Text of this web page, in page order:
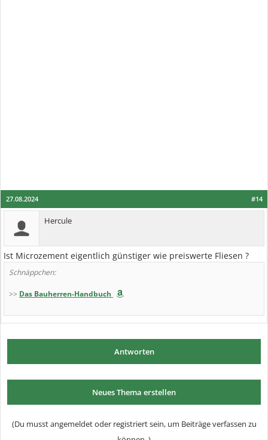
#14
27.08.2024
Hercule
Ist Microzement eigentlich günstiger wie preiswerte Fliesen ?
Schnäppchen:
>> Das Bauherren-Handbuch
Antworten
Neues Thema erstellen
(Du musst angemeldet oder registriert sein, um Beiträge verfassen zu